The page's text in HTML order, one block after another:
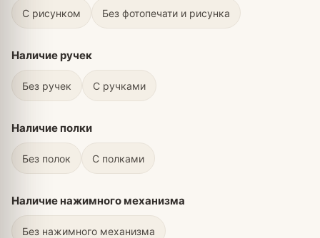
С рисунком Без фотопечати и рисунка
Наличие ручек
Без ручек С ручками
Наличие полки
Без полок С полками
Наличие нажимного механизма
Без нажимного механизма